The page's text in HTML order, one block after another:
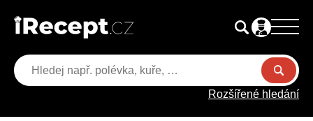
Rozšířené hledání